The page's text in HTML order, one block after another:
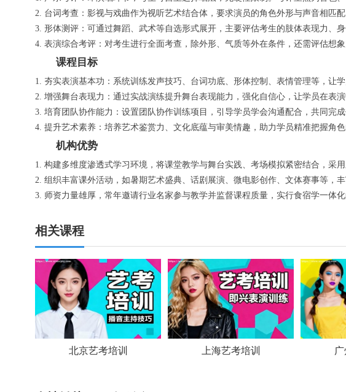
2. 台词考查：影视与戏曲作为视听艺术结合体，要求演员的角色外形与声音相匹
3. 形体测评：可通过舞蹈、武术等自选形式展开，主要评估考生的肢体表现力、身
4. 表演综合考评：对考生进行全面考查，除外形、气质等外在条件，还需评估想
课程目标
1. 夯实表演基本功：系统训练发声技巧、台词功底、形体控制、表情管理等，让
2. 增强舞台表现力：通过实战演练提升舞台表现能力，强化自信心，让学员在表演
3. 培育团队协作能力：设置团队协作训练项目，引导学员学会沟通配合，共同完
4. 提升艺术素养：培养艺术鉴赏力、文化底蕴与审美情趣，助力学员精准把握角色
机构优势
1. 构建多维度渗透式学习环境，将课堂教学与舞台实践、考场模拟紧密结合，采
2. 组织丰富课外活动，如暑期艺术盛典、话剧展演、微电影创作、文体赛事等，
3. 师资力量雄厚，常年邀请行业名家参与教学并监督课程质量，实行食宿学一体化
相关课程
北京艺考培训 上海艺考培训